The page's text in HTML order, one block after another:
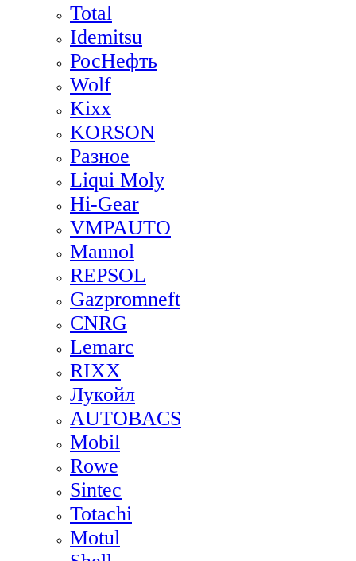
Total
Idemitsu
РосНефть
Wolf
Kixx
KORSON
Разное
Liqui Moly
Hi-Gear
VMPAUTO
Mannol
REPSOL
Gazpromneft
CNRG
Lemarc
RIXX
Лукойл
AUTOBACS
Mobil
Rowe
Sintec
Totachi
Motul